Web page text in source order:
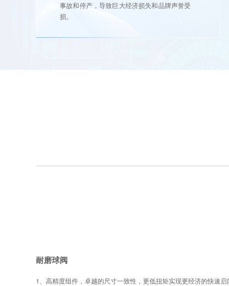
事故和停产，导致巨大经济损失和品牌声誉受
损。
耐磨球阀
1、高精度组件，卓越的尺寸一致性，更低扭矩实现更经济的快速启